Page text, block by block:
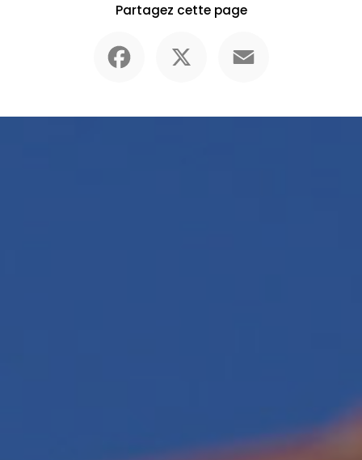
Partagez cette page